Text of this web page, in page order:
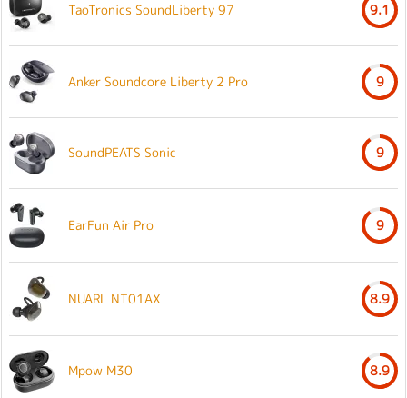
TaoTronics SoundLiberty 97 9.1
Anker Soundcore Liberty 2 Pro 9
SoundPEATS Sonic 9
EarFun Air Pro 9
NUARL NT01AX 8.9
Mpow M30 8.9